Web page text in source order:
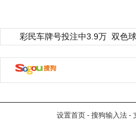
彩民车牌号投注中3.9万 双色
设置首页 - 搜狗输入法 -